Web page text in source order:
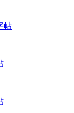
帖